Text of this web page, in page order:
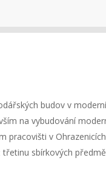
budov v
na vybudování
pracovišti v
sbírkových